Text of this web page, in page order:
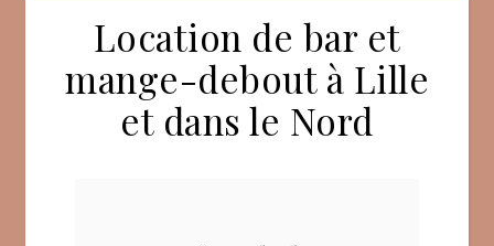
Location de bar et
mange-debout à Lille
et dans le Nord